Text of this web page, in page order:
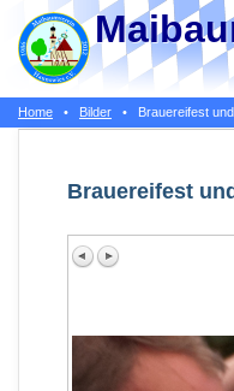
Home • Bilder • Brauereifest
Brauereifest